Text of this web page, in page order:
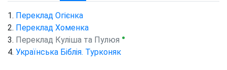
Переклад Огієнка
Переклад Хоменка
Переклад Куліша та Пулюя ●
Українська Біблія. Турконяк